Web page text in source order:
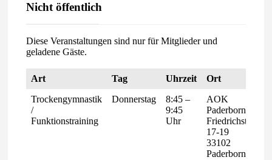
Nicht öffentlich
Diese Veranstaltungen sind nur für Mitglieder und
geladene Gäste.
Art Tag Uhrzeit Ort
Trockengymnastik
/
Funktionstraining
Donnerstag
8:45 –
9:45
Uhr
AOK
Paderborn
Friedrichstr.
17-19
33102
Paderborn